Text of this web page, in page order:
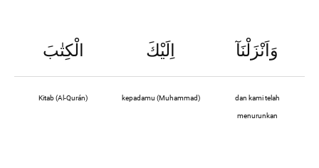
الْكِتٰبَ اِلَيْكَ وَاَنْزَلْنَآ
Kitab (Al-Qurán) kepadamu (Muhammad) dan kami telah
menurunkan